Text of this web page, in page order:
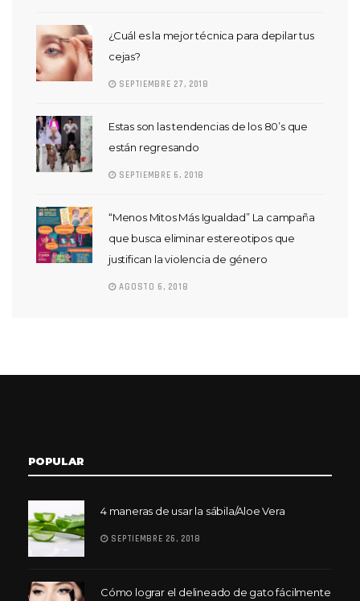
¿Cuál es la mejor técnica para depilar tus
cejas?
SEPTIEMBRE 27, 2018
Estas son las tendencias de los 80’s que
están regresando
SEPTIEMBRE 6, 2018
“Menos Mitos Más Igualdad” La campaña
que busca eliminar estereotipos que
justifican la violencia de género
AGOSTO 6, 2018
POPULAR
4 maneras de usar la sábila/Aloe Vera
SEPTIEMBRE 26, 2018
Cómo lograr el delineado de gato fácilmente